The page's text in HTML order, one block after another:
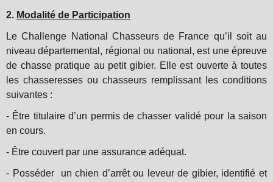
2. Modalité de Participation
Le Challenge National Chasseurs de France qu’il soit au
niveau départemental, régional ou national, est une épreuve
de chasse pratique au petit gibier. Elle est ouverte à toutes
les chasseresses ou chasseurs remplissant les conditions
suivantes :
- Être titulaire d’un permis de chasser validé pour la saison
en cours.
- Être couvert par une assurance adéquat.
- Posséder un chien d’arrêt ou leveur de gibier, identifié et